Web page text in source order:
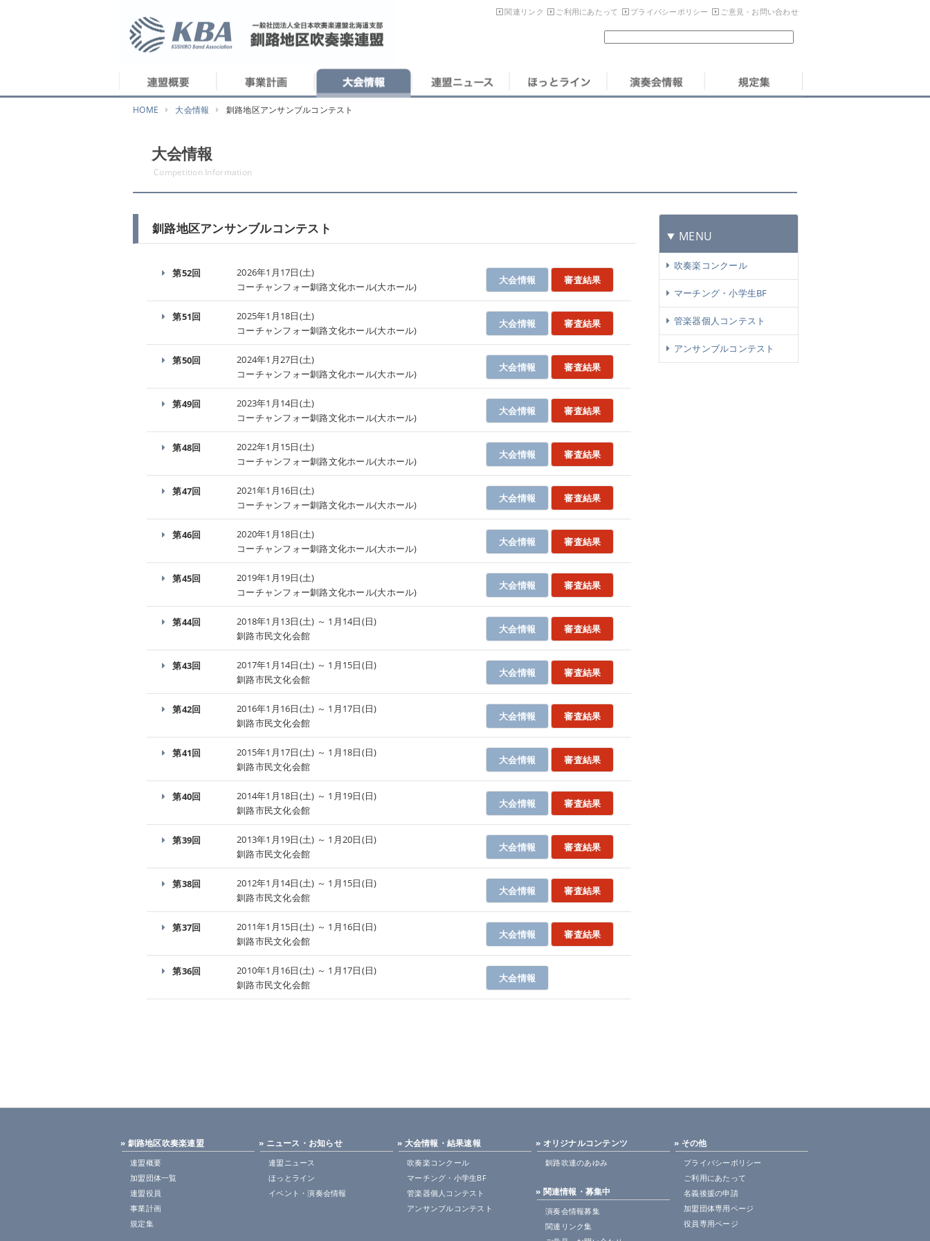
関連リンク ご利用にあたって プライバシーポリシー ご意見・お問い合わせ
HOME 大会情報 釧路地区アンサンブルコンテスト
大会情報
Competition Information
MENU
吹奏楽コンクール
マーチング・小学生BF
管楽器個人コンテスト
アンサンブルコンテスト
釧路地区アンサンブルコンテスト
第52回
2026年1月17日(土)
コーチャンフォー釧路文化ホール(大ホール)
大会情報 審査結果
第51回
2025年1月18日(土)
コーチャンフォー釧路文化ホール(大ホール)
大会情報 審査結果
第50回
2024年1月27日(土)
コーチャンフォー釧路文化ホール(大ホール)
大会情報 審査結果
第49回
2023年1月14日(土)
コーチャンフォー釧路文化ホール(大ホール)
大会情報 審査結果
第48回
2022年1月15日(土)
コーチャンフォー釧路文化ホール(大ホール)
大会情報 審査結果
第47回
2021年1月16日(土)
コーチャンフォー釧路文化ホール(大ホール)
大会情報 審査結果
第46回
2020年1月18日(土)
コーチャンフォー釧路文化ホール(大ホール)
大会情報 審査結果
第45回
2019年1月19日(土)
コーチャンフォー釧路文化ホール(大ホール)
大会情報 審査結果
第44回
2018年1月13日(土) ～ 1月14日(日)
釧路市民文化会館
大会情報 審査結果
第43回
2017年1月14日(土) ～ 1月15日(日)
釧路市民文化会館
大会情報 審査結果
第42回
2016年1月16日(土) ～ 1月17日(日)
釧路市民文化会館
大会情報 審査結果
第41回
2015年1月17日(土) ～ 1月18日(日)
釧路市民文化会館
大会情報 審査結果
第40回
2014年1月18日(土) ～ 1月19日(日)
釧路市民文化会館
大会情報 審査結果
第39回
2013年1月19日(土) ～ 1月20日(日)
釧路市民文化会館
大会情報 審査結果
第38回
2012年1月14日(土) ～ 1月15日(日)
釧路市民文化会館
大会情報 審査結果
第37回
2011年1月15日(土) ～ 1月16日(日)
釧路市民文化会館
大会情報 審査結果
第36回
2010年1月16日(土) ～ 1月17日(日)
釧路市民文化会館
大会情報
» 釧路地区吹奏楽連盟
連盟概要
加盟団体一覧
連盟役員
事業計画
規定集
» ニュース・お知らせ
連盟ニュース
ほっとライン
イベント・演奏会情報
» 大会情報・結果速報
吹奏楽コンクール
マーチング・小学生BF
管楽器個人コンテスト
アンサンブルコンテスト
» オリジナルコンテンツ
釧路吹連のあゆみ
» 関連情報・募集中
演奏会情報募集
関連リンク集
» その他
プライバシーポリシー
ご利用にあたって
名義後援の申請
加盟団体専用ページ
役員専用ページ